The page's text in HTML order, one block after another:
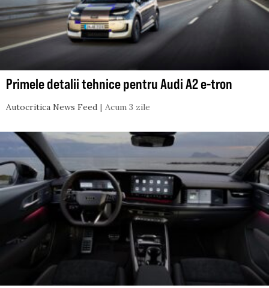
Primele detalii tehnice pentru Audi A2 e-tron
Autocritica News Feed Acum 3 zile